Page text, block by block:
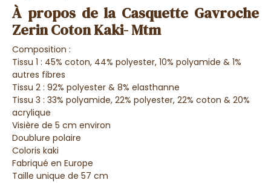
À propos de la Casquette Gavroche
Zerin Coton Kaki- Mtm
Composition :
Tissu 1 : 45% coton, 44% polyester, 10% polyamide & 1%
autres fibres
Tissu 2 : 92% polyester & 8% elasthanne
Tissu 3 : 33% polyamide, 22% polyester, 22% coton & 20%
acrylique
Visière de 5 cm environ
Doublure polaire
Coloris kaki
Fabriqué en Europe
Taille unique de 57 cm